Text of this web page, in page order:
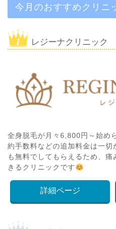
今月のおすすめクリニ
レジーナクリニック
全身脱毛が月々6,800円～始め
約手数料などの追加料金は一
も無料でしてもらえるため、
きるクリニックです
詳細ページ